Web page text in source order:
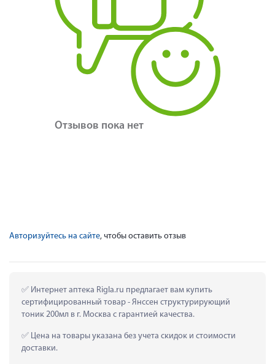
Отзывов пока нет
Авторизуйтесь на сайте, чтобы оставить отзыв
Интернет аптека Rigla.ru предлагает вам купить
сертифицированный товар - Янссен структурирующий
тоник 200мл в г. Москва с гарантией качества.
Цена на товары указана без учета скидок и стоимости
доставки.